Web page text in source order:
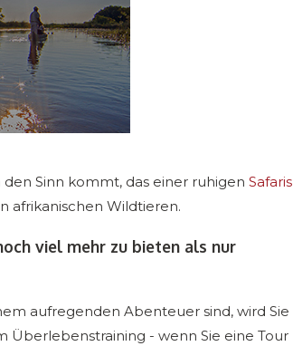
Sinn kommt, das einer ruhigen Safaris
afrikanischen Wildtieren.
viel mehr zu bieten als nur
aufregenden Abenteuer sind, wird Sie
Überlebenstraining - wenn Sie eine Tour